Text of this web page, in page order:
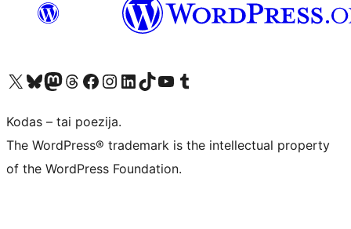
Visit our X (formerly Twitter) account
Apsilankykite mūsų Bluesky paskyroje
Visit our Mastodon account
Apsilankykite mūsų Threads paskyroje
Visit our Facebook page
Visit our Instagram account
Visit our LinkedIn account
Apsilankykite mūsų TikTok paskyroje
Visit our YouTube channel
Apsilankykite mūsų Tumblr paskyroje
Kodas – tai poezija.
The WordPress® trademark is the intellectual property
of the WordPress Foundation.